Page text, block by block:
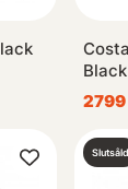
Slutsåld